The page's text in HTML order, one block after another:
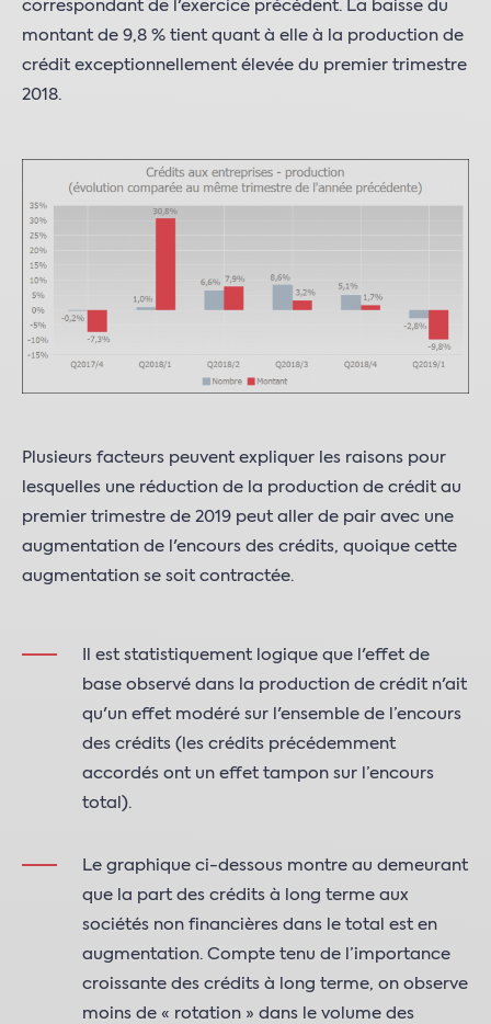
correspondant de l'exercice précédent. La baisse du
montant de 9,8 % tient quant à elle à la production de
crédit exceptionnellement élevée du premier trimestre
2018.
Plusieurs facteurs peuvent expliquer les raisons pour
lesquelles une réduction de la production de crédit au
premier trimestre de 2019 peut aller de pair avec une
augmentation de l'encours des crédits, quoique cette
augmentation se soit contractée.
Il est statistiquement logique que l'effet de
base observé dans la production de crédit n'ait
qu'un effet modéré sur l'ensemble de l’encours
des crédits (les crédits précédemment
accordés ont un effet tampon sur l’encours
total).
Le graphique ci-dessous montre au demeurant
que la part des crédits à long terme aux
sociétés non financières dans le total est en
augmentation. Compte tenu de l’importance
croissante des crédits à long terme, on observe
moins de « rotation » dans le volume des